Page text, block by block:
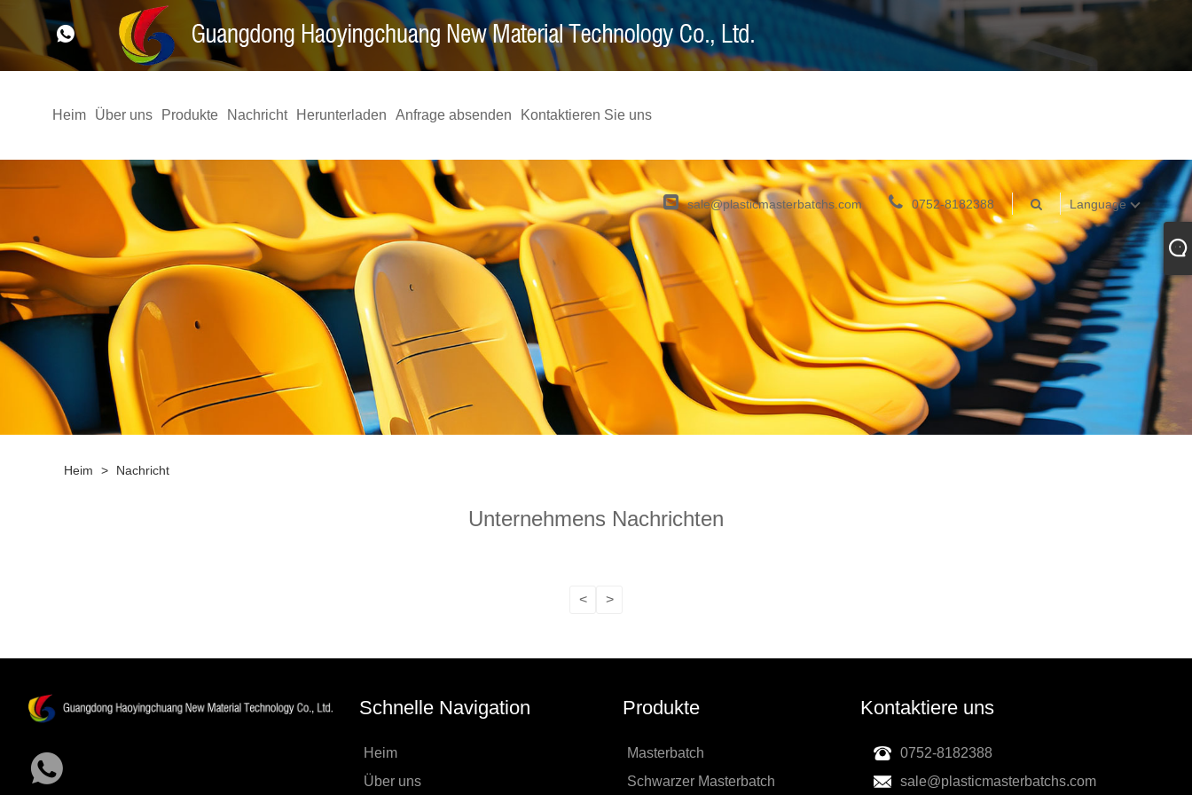
Heim Über uns Produkte Nachricht Herunterladen Anfrage absenden Kontaktieren Sie uns
sale@plasticmasterbatchs.com 0752-8182388 Language
Heim > Nachricht
Unternehmens Nachrichten
< >
Schnelle Navigation
Heim
Über uns
Produkte
Masterbatch
Schwarzer Masterbatch
Kontaktiere uns
0752-8182388
sale@plasticmasterbatchs.com